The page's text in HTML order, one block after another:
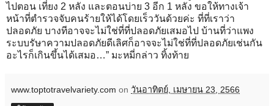
ไปตอน เที่ยง 2 หลัง และตอนบ่าย 3 อีก 1 หลัง ขอให้ทางเจ้า
หน้าที่ตำรวจจับคนร้ายให้ได้โดยเร็ววันด้วยค่ะ ที่ที่เราว่า
ปลอดภัย บางทีอาจจะไม่ใช่ที่ที่ปลอดภัยเสมอไป บ้านที่ว่าแพง
ระบบรัษาความปลอดภัยดีเลิศก็อาจจะไม่ใช่ที่ที่ปลอดภัยเช่นกัน
อะไรก็เกินขึ้นได้เสมอ…” มะหมี่กล่าว ทิ้งท้าย
www.toptotravelvariety.com on วันอาทิตย์, เมษายน 23, 2566